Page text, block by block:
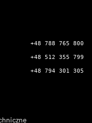
+48 788 765 800
+48 512 355 799
+48 794 301 305